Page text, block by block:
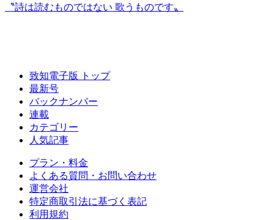
〝詩は読むものではない 歌うものです〟
致知電子版 トップ
最新号
バックナンバー
連載
カテゴリー
人気記事
プラン・料金
よくある質問・お問い合わせ
運営会社
特定商取引法に基づく表記
利用規約